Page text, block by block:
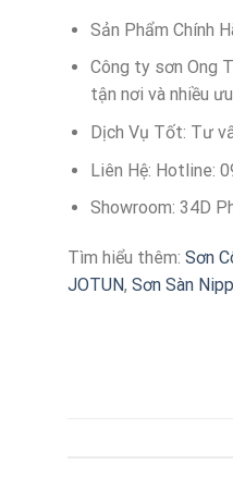
Sản Phẩm Chính
Công ty sơn Ong
tận nơi và nhiều
Dịch Vụ Tốt: Tư
Liên Hệ: Hotline:
Showroom: 34D
Tìm hiểu thêm: Sơn
JOTUN, Sơn Sàn